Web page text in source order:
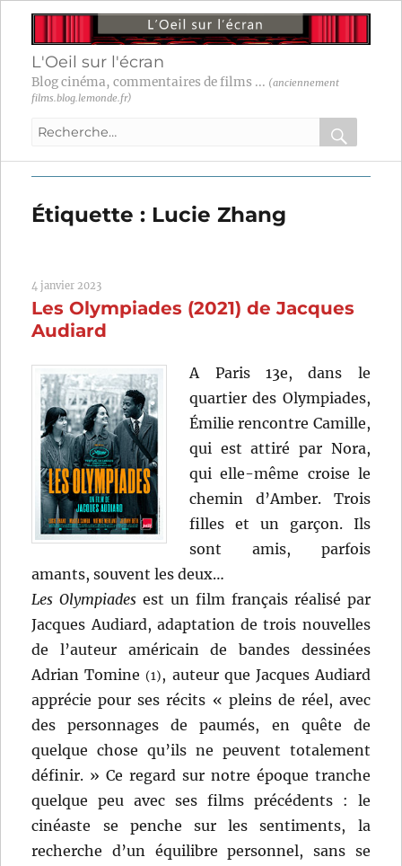
L'Oeil sur l'écran
Blog cinéma, commentaires de films ... (anciennement
films.blog.lemonde.fr)
Recherche
:
OK
Étiquette : Lucie Zhang
4 janvier 2023
Les Olympiades (2021) de Jacques
Audiard
A Paris 13e, dans le
quartier des Olympiades,
Émilie rencontre Camille,
qui est attiré par Nora,
qui elle-même croise le
chemin d’Amber. Trois
filles et un garçon. Ils
sont amis, parfois
amants, souvent les deux…
Les Olympiades est un film français réalisé par
Jacques Audiard, adaptation de trois nouvelles
de l’auteur américain de bandes dessinées
Adrian Tomine(1), auteur que Jacques Audiard
apprécie pour ses récits « pleins de réel, avec
des personnages de paumés, en quête de
quelque chose qu’ils ne peuvent totalement
définir. » Ce regard sur notre époque tranche
quelque peu avec ses films précédents : le
cinéaste se penche sur les sentiments, la
recherche d’un équilibre personnel, sans se